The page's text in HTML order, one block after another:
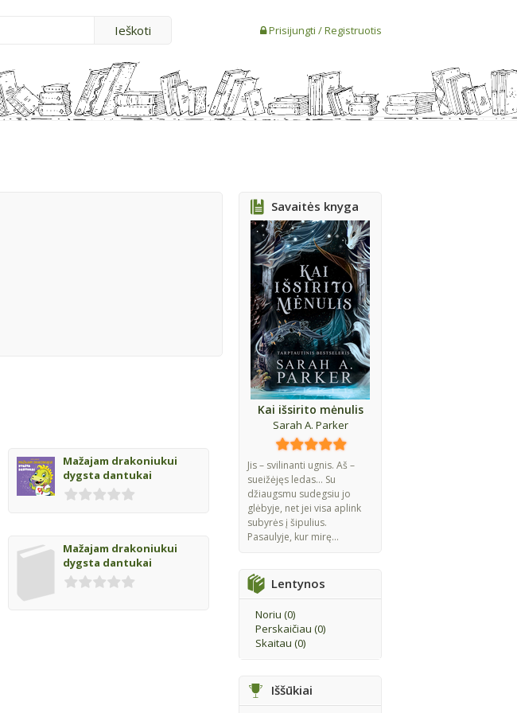
Prisijungti /Registruotis
Savaitės knyga
Kai išsirito mėnulis
Sarah A. Parker
Jis – svilinanti ugnis. Aš –
sueižėjęs ledas... Su
džiaugsmu sudegsiu jo
glėbyje, net jei visa aplink
subyrės į šipulius.
Pasaulyje, kur mirę...
Lentynos
Noriu (0)
Perskaičiau (0)
Skaitau (0)
Iššūkiai
Mažajam drakoniukui
dygsta dantukai
Mažajam drakoniukui
dygsta dantukai